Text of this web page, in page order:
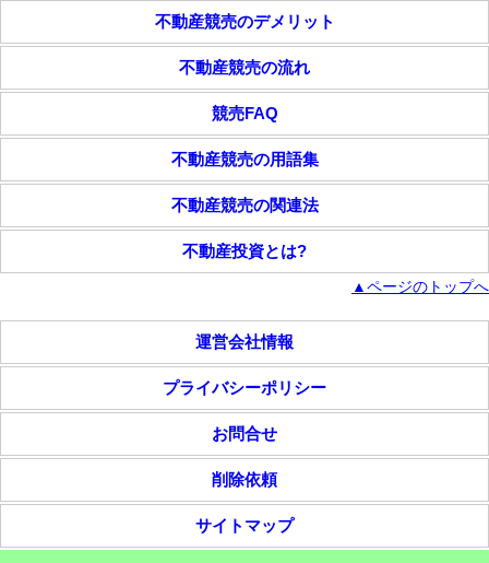
不動産競売のデメリット
不動産競売の流れ
競売FAQ
不動産競売の用語集
不動産競売の関連法
不動産投資とは?
▲ページのトップへ
運営会社情報
プライバシーポリシー
お問合せ
削除依頼
サイトマップ